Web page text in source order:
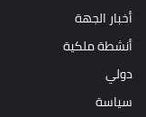
أخبار الجهة
أنشطة ملكية
دولي
سياسة